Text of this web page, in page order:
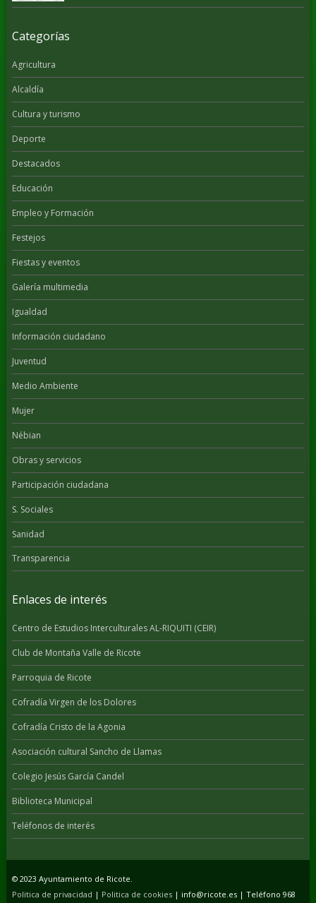
Categorías
Agricultura
Alcaldía
Cultura y turismo
Deporte
Destacados
Educación
Empleo y Formación
Festejos
Fiestas y eventos
Galería multimedia
Igualdad
Información ciudadano
Juventud
Medio Ambiente
Mujer
Nébian
Obras y servicios
Participación ciudadana
S. Sociales
Sanidad
Transparencia
Enlaces de interés
Centro de Estudios Interculturales AL-RIQUITI (CEIR)
Club de Montaña Valle de Ricote
Parroquia de Ricote
Cofradía Virgen de los Dolores
Cofradía Cristo de la Agonia
Asociación cultural Sancho de Llamas
Colegio Jesús García Candel
Biblioteca Municipal
Teléfonos de interés
© 2023 Ayuntamiento de Ricote.
Politica de privacidad | Politica de cookies| info@ricote.es | Teléfono 968